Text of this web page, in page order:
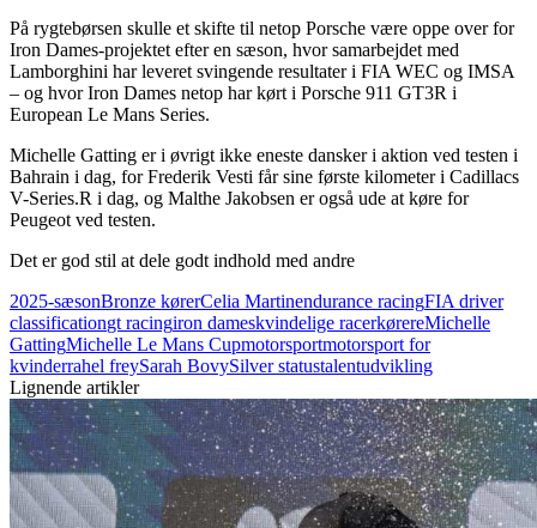
På rygtebørsen skulle et skifte til netop Porsche være oppe over for
Iron Dames-projektet efter en sæson, hvor samarbejdet med
Lamborghini har leveret svingende resultater i FIA WEC og IMSA
– og hvor Iron Dames netop har kørt i Porsche 911 GT3R i
European Le Mans Series.
Michelle Gatting er i øvrigt ikke eneste dansker i aktion ved testen i
Bahrain i dag, for Frederik Vesti får sine første kilometer i Cadillacs
V-Series.R i dag, og Malthe Jakobsen er også ude at køre for
Peugeot ved testen.
Det er god stil at dele godt indhold med andre
2025-sæsonBronze kørerCelia Martinendurance racingFIA driver
classificationgt racingiron dameskvindelige racerkørereMichelle
GattingMichelle Le Mans Cupmotorsportmotorsport for
kvinderrahel freySarah BovySilver statustalentudvikling
Lignende artikler